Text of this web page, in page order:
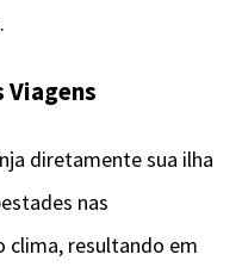
Viagens
diretamente sua ilha
nas
clima, resultando em